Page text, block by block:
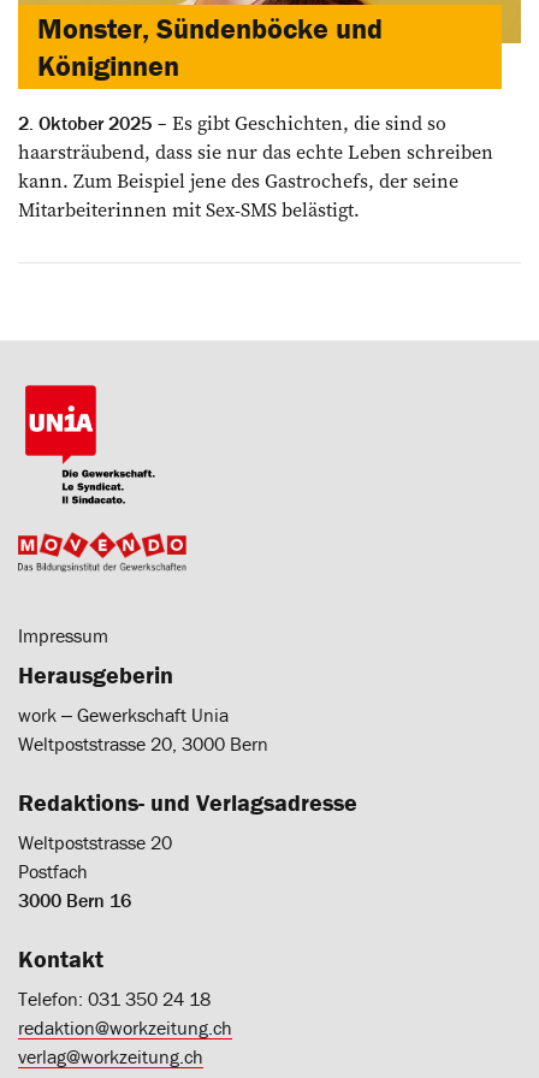
Monster, Sündenböcke und
Königinnen
2. Oktober 2025
Es gibt Geschichten, die sind so
haarsträubend, dass sie nur das echte Leben schreiben
kann. Zum Beispiel jene des Gastrochefs, der seine
Mitarbeiterinnen mit Sex-SMS belästigt.
Impressum
Herausgeberin
work ‒ Gewerkschaft Unia
Weltpoststrasse 20, 3000 Bern
Redaktions- und Verlagsadresse
Weltpoststrasse 20
Postfach
3000 Bern 16
Kontakt
Telefon: 031 350 24 18
redaktion@workzeitung.ch
verlag@workzeitung.ch